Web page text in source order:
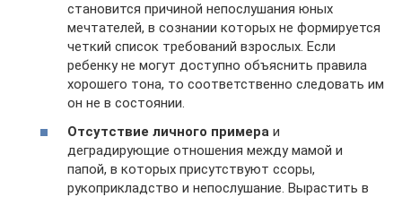
становится причиной непослушания юных
мечтателей, в сознании которых не формируется
четкий список требований взрослых. Если
ребенку не могут доступно объяснить правила
хорошего тона, то соответственно следовать им
он не в состоянии.
Отсутствие личного примера и
деградирующие отношения между мамой и
папой, в которых присутствуют ссоры,
рукоприкладство и непослушание. Вырастить в